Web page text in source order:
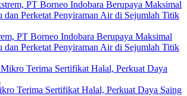
PT Borneo Indobara Berupaya Maksimal
Perketat Penyiraman Air di Sejumlah Titik
Terima Sertifikat Halal, Perkuat Daya Saing